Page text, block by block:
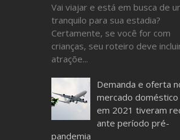
Vai viajar e está em busca de
tranquilo para sua estadia?
Certamente, se você for com
crianças, seu roteiro deve
atraçõe...
Demanda e oferta
mercado
em 2021 tiveram
ante período pré-
pandemia